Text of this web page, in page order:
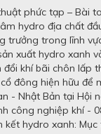
phức tạp – Bài
hydro địa chất
trưởng trong lĩnh
xuất hydro xanh
khí bãi chôn lấp
đông hiện hữu
- Nhật Bản tại Hội
công nghiệp khí -
kết hydro xanh: